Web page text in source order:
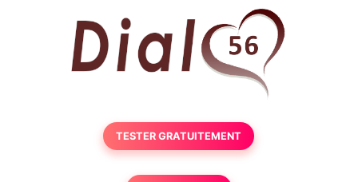
TESTER GRATUITEMENT